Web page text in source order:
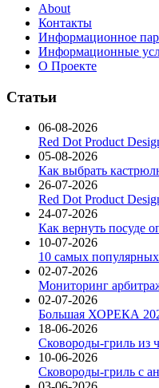
About
Контакты
Информационное
Информационные
О Проекте
Статьи
06-08-2026
Red Dot Product
05-08-2026
Как выбрать
26-07-2026
Red Dot Product
24-07-2026
Как вернуть посуде
10-07-2026
10 самых
02-07-2026
Мониторинг
02-07-2026
Большая ХОРЕКА
18-06-2026
Сковороды-гриль из
10-06-2026
Сковороды-гриль с